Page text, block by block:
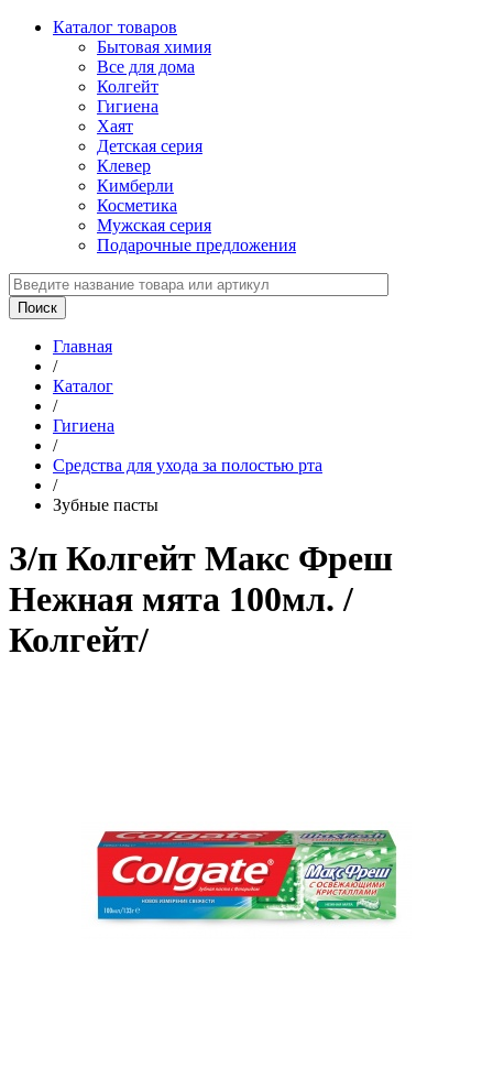
Каталог товаров
Бытовая химия
Все для дома
Колгейт
Гигиена
Хаят
Детская серия
Клевер
Кимберли
Косметика
Мужская серия
Подарочные предложения
Главная
/
Каталог
/
Гигиена
/
Средства для ухода за полостью рта
/
Зубные пасты
З/п Колгейт Макс Фреш
Нежная мята 100мл. /
Колгейт/